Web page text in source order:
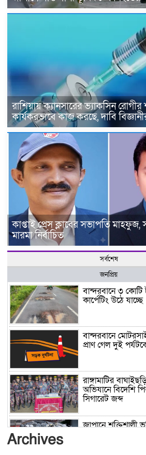
রাশিয়ায় ক্যানসারের ভ্যাকসিন রোগীর
কার্যকরভাবে কাজ করছে, দাবি
কাপ্তাই প্রেস ক্লাবের সভাপতি
মারমা নির্বাচিত
সর্বশেষ
জনপ্রিয়
বান্দরবানে ৩
কার্পেটিং উঠে যাচ্ছে
বান্দরবানে
প্রাণ গেল দুই
রাঙ্গামাটির
অভিযানে বিদেশি
সিগারেট জব্দ
জাপানে শক্তিশালী
Archives